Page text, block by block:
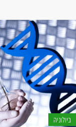
ביולוגיה